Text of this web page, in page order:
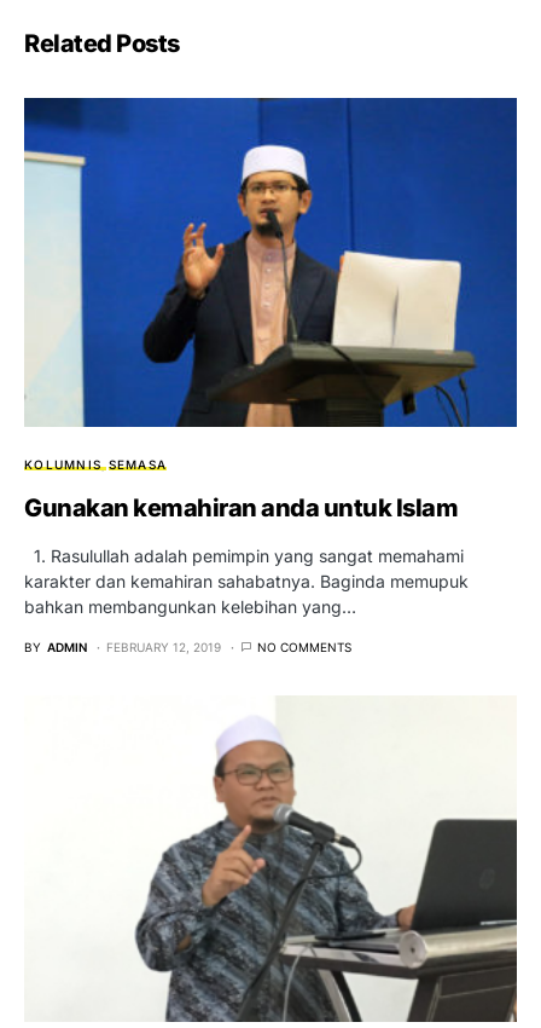
Related Posts
KOLUMNIS SEMASA
Gunakan kemahiran anda untuk Islam
1. Rasulullah adalah pemimpin yang sangat memahami
karakter dan kemahiran sahabatnya. Baginda memupuk
bahkan membangunkan kelebihan yang…
BY ADMIN FEBRUARY 12, 2019 NO COMMENTS